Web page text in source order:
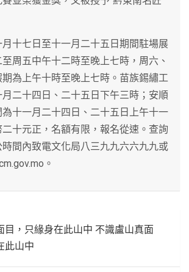
十七日至十一月二十五日期間駐場展
周五中午十二時至晚上七時，周六、
期為上午十時至晚上七時。苗族錫繡工
二十四日、二十五日下午三時；安順
十一月二十四日、二十五日上午十一
十元正，名額有限，報名從速。查詢
間內致電文化局八三九九六六九九或
。
目，只緣身在此山中 不識盧山真面
此山中